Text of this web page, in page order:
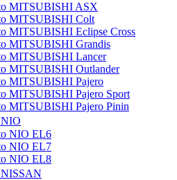
MITSUBISHI ASX
MITSUBISHI Colt
MITSUBISHI Eclipse Cross
MITSUBISHI Grandis
MITSUBISHI Lancer
MITSUBISHI Outlander
MITSUBISHI Pajero
MITSUBISHI Pajero Sport
MITSUBISHI Pajero Pinin
NIO
NIO EL6
NIO EL7
NIO EL8
NISSAN